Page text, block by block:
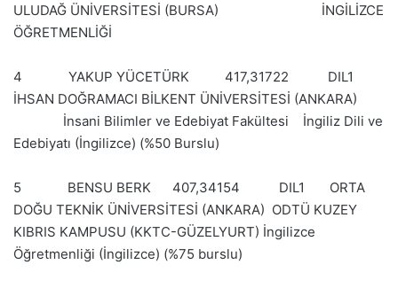
ULUDAĞ ÜNİVERSİTESİ (BURSA) İNGİLİZCE
ÖĞRETMENLİĞİ
4 YAKUP YÜCETÜRK 417,31722 DIL1
İHSAN DOĞRAMACI BİLKENT ÜNİVERSİTESİ (ANKARA)
İnsani Bilimler ve Edebiyat Fakültesi İngiliz Dili ve
Edebiyatı (İngilizce) (%50 Burslu)
5 BENSU BERK 407,34154 DIL1 ORTA
DOĞU TEKNİK ÜNİVERSİTESİ (ANKARA) ODTÜ KUZEY
KIBRIS KAMPUSU (KKTC-GÜZELYURT) İngilizce
Öğretmenliği (İngilizce) (%75 burslu)